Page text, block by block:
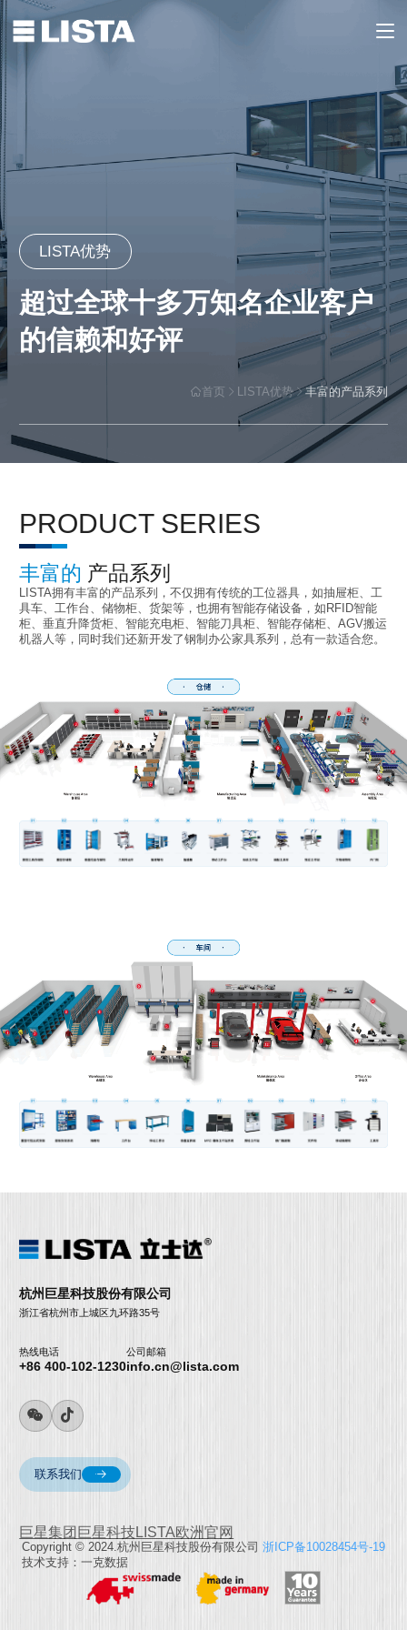
LISTA优势
超过全球十多万知名企业客户
的信赖和好评
首页 LISTA优势 丰富的产品系列
PRODUCT SERIES
丰富的 产品系列
LISTA拥有丰富的产品系列，不仅拥有传统的工位器具，如抽屉柜、工
具车、工作台、储物柜、货架等，也拥有智能存储设备，如RFID智能
柜、垂直升降货柜、智能充电柜、智能刀具柜、智能存储柜、AGV搬运
机器人等，同时我们还新开发了钢制办公家具系列，总有一款适合您。
杭州巨星科技股份有限公司
浙江省杭州市上城区九环路35号
热线电话
+86 400-102-1230
公司邮箱
info.cn@lista.com
联系我们
巨星集团 巨星科技LISTA欧洲官网
Copyright © 2024.杭州巨星科技股份有限公司 浙ICP备10028454号-19
技术支持：一克数据